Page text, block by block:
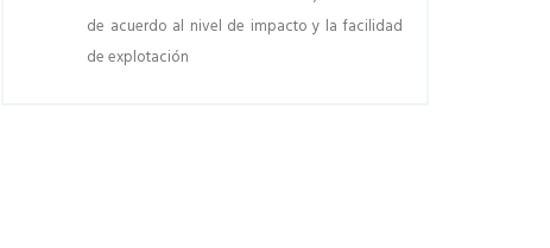
de acuerdo al nivel de impacto y la facilidad
de explotación